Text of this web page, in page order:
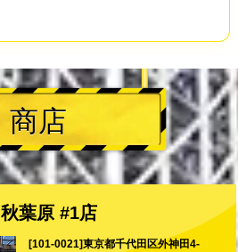
商店
秋葉原 #1店
[101-0021]東京都千代田区外神田4-